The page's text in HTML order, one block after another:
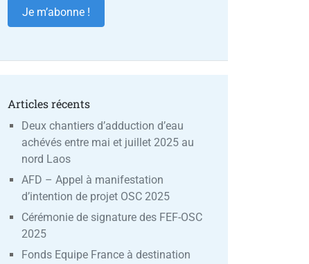
Articles récents
Deux chantiers d’adduction d’eau
achévés entre mai et juillet 2025 au
nord Laos
AFD – Appel à manifestation
d’intention de projet OSC 2025
Cérémonie de signature des FEF-OSC
2025
Fonds Equipe France à destination